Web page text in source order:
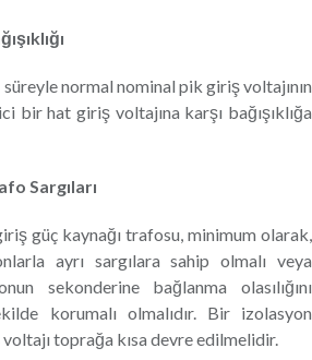
süreyle normal nominal pik giriş voltajının
bir hat giriş voltajına karşı bağışıklığa
Sargıları
güç kaynağı trafosu, minimum olarak,
ayrı sargılara sahip olmalı veya
sekonderine bağlanma olasılığını
korumalı olmalıdır. Bir izolasyon
voltajı toprağa kısa devre edilmelidir.